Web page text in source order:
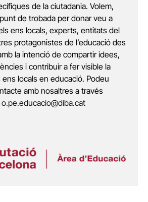
de la ciutadania. Volem,
de trobada per donar veu a
ens locals, experts, entitats del
protagonistes de l’educació des
la intenció de compartir idees,
i contribuir a fer visible la
locals en educació. Podeu
amb nosaltres a través
o.pe.educacio@diba.cat